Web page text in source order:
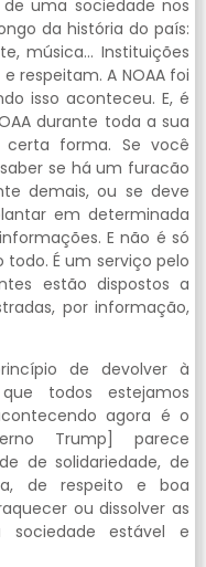
de uma sociedade nos
da história do país:
música… Instituições
respeitam. A NOAA foi
isso aconteceu. E, é
durante toda a sua
certa forma. Se você
se há um furacão
demais, ou se deve
em determinada
E não é só
todo. É um serviço pelo
estão dispostos a
por informação,
de devolver à
todos estejamos
agora é o
Trump] parece
de solidariedade, de
de respeito e boa
ou dissolver as
sociedade estável e